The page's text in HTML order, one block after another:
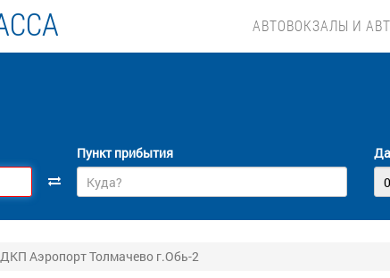
АВТОВОКЗАЛЫ И
Пункт прибытия
Аэропорт Толмачево г.Обь-2